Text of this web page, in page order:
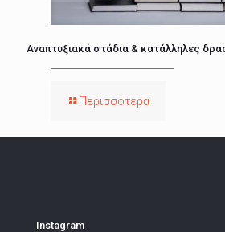
Αναπτυξιακά στάδια & κατάλληλες
Περισσότερα
Instagram